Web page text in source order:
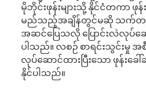
မိုဘိုင်းဖုန်းများသို့ နိုင်ငံတကာ ဖုန်း
မည်သည့်အချိန်တွင်မဆို သက်တမ်
အဆင်ပြေသလို ပြောင်းလဲလုပ်
ပါသည်။ လစဉ် စာရင်းသွင်းမှု
လုပ်ဆောင်ထားပြီးသော ဖုန်းခ
နိုင်ပါသည်။